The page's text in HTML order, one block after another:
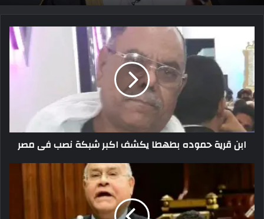
ابن قرية حموده بطهطا يكشف اكبر شبكة نصب فى مصر